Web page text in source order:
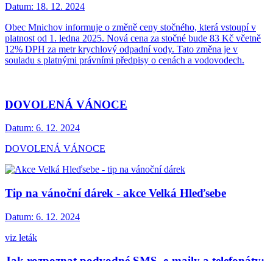
Datum: 18. 12. 2024
Obec Mnichov informuje o změně ceny stočného, která vstoupí v
platnost od 1. ledna 2025. Nová cena za stočné bude 83 Kč včetně
12% DPH za metr krychlový odpadní vody. Tato změna je v
souladu s platnými právními předpisy o cenách a vodovodech.
DOVOLENÁ VÁNOCE
Datum: 6. 12. 2024
DOVOLENÁ VÁNOCE
Tip na vánoční dárek - akce Velká Hleďsebe
Datum: 6. 12. 2024
viz leták